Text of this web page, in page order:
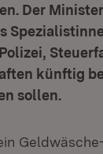
Der
künftig
sollen.